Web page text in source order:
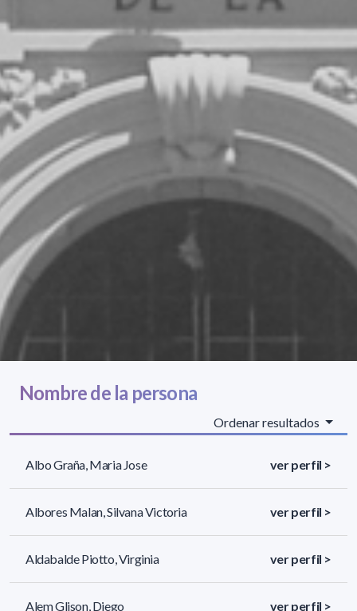
Nombre de la persona
Ordenar resultados
Albo Graña, Maria Jose ver perfil >
Albores Malan, Silvana Victoria ver perfil >
Aldabalde Piotto, Virginia ver perfil >
Alem Glison, Diego ver perfil >